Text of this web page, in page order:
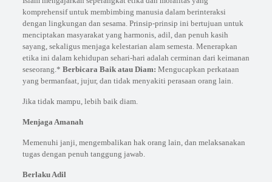
komprehensif untuk membimbing manusia dalam berinteraksi
dengan lingkungan dan sesama. Prinsip-prinsip ini bertujuan untuk
menciptakan masyarakat yang harmonis, adil, dan penuh kasih
sayang, sekaligus menjaga kelestarian alam semesta. Menerapkan
etika ini dalam kehidupan sehari-hari adalah cerminan dari keimanan
seseorang.* Berbicara Baik atau Diam: Mengucapkan perkataan
yang bermanfaat, jujur, dan tidak menyakiti perasaan orang lain.
Jika tidak mampu, lebih baik diam.
Menjaga Amanah
Memenuhi janji, mengembalikan hak orang lain, dan melaksanakan
tugas dengan penuh tanggung jawab.
Berlaku Adil